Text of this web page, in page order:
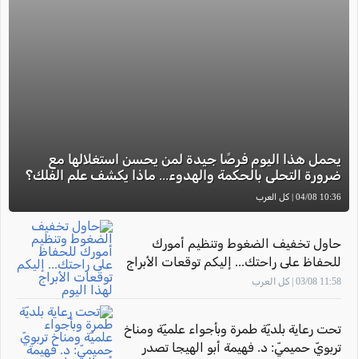
يحمل هذا اليوم فرصًا جيدة لمن يحسن استغلالها مع
ضرورة التحلي بالحكمة والهدوء... ماذا يكشف علم الفلك؟
10:36 04/08 | كل العرب
حاول تخفيف الضغوط وتنظيم أمورك
للحفاظ على راحتك... إليكم توقعات الأبراج
لهذا اليوم
11:58 03/08 | كل العرب
تحت رعاية بلديّة طمرة وبأجواء علميّة ومناخ
تربويّ حميميّ: د. فهيمة أبو الهيجا تصدر